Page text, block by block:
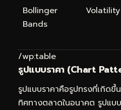
Bollinger
Bands
Volatility
/wp:table
รูปแบบราคา (Chart
รูปแบบราคาคือรูปทรงที่เกิด
ทิศทางตลาดในอนาคต รูปแ